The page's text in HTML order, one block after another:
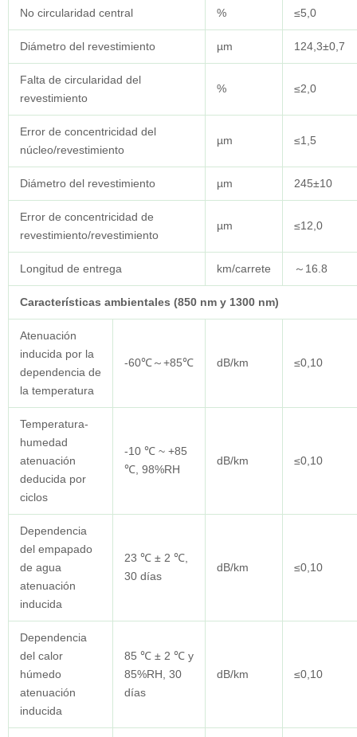
No circularidad central % ≤5,0
Diámetro del revestimiento µm 124,3±0,7
Falta de circularidad del
revestimiento
% ≤2,0
Error de concentricidad del
núcleo/revestimiento
µm ≤1,5
Diámetro del revestimiento µm 245±10
Error de concentricidad de
revestimiento/revestimiento
µm ≤12,0
Longitud de entrega km/carrete ～16.8
Características ambientales (850 nm y 1300 nm)
Atenuación
inducida por la
dependencia de
la temperatura
-60℃～+85℃ dB/km ≤0,10
Temperatura-
humedad
atenuación
deducida por
ciclos
-10 ℃ ~ +85
℃, 98%RH
dB/km ≤0,10
Dependencia
del empapado
de agua
atenuación
inducida
23 ℃ ± 2 ℃,
30 días
dB/km ≤0,10
Dependencia
del calor
húmedo
atenuación
inducida
85 ℃ ± 2 ℃ y
85%RH, 30
días
dB/km ≤0,10